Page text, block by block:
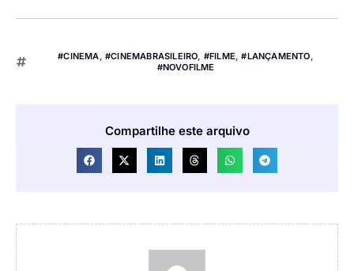
#CINEMA, #CINEMABRASILEIRO, #FILME,#LANÇAMENTO,
#NOVOFILME
Compartilhe este arquivo